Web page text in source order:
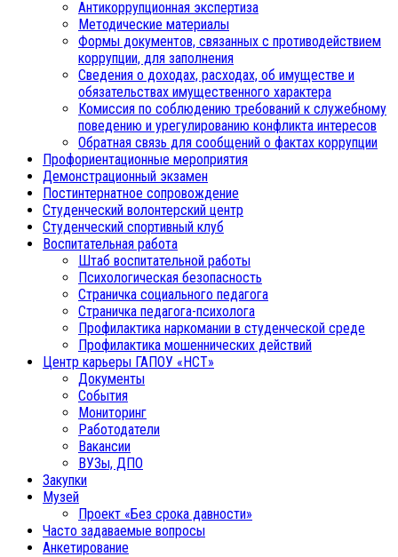
Антикоррупционная экспертиза
Методические материалы
Формы документов, связанных с противодействием
коррупции, для заполнения
Сведения о доходах, расходах, об имуществе и
обязательствах имущественного характера
Комиссия по соблюдению требований к служебному
поведению и урегулированию конфликта интересов
Обратная связь для сообщений о фактах коррупции
Профориентационные мероприятия
Демонстрационный экзамен
Постинтернатное сопровождение
Студенческий волонтерский центр
Студенческий спортивный клуб
Воспитательная работа
Штаб воспитательной работы
Психологическая безопасность
Страничка социального педагога
Страничка педагога-психолога
Профилактика наркомании в студенческой среде
Профилактика мошеннических действий
Центр карьеры ГАПОУ «НСТ»
Документы
События
Мониторинг
Работодатели
Вакансии
ВУЗы, ДПО
Закупки
Музей
Проект «Без срока давности»
Часто задаваемые вопросы
Анкетирование